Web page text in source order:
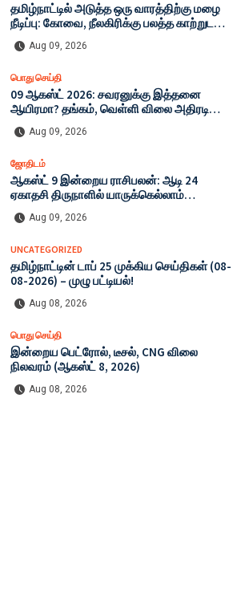
தமிழ்நாட்டில் அடுத்த ஒரு வாரத்திற்கு மழை
நீடிப்பு: கோவை, நீலகிரிக்கு பலத்த காற்றுடன்
கனமழை எச்சரிக்கை - இன்றைய முழு
வானிலை நிலவரம்!
Aug 09, 2026
பொது செய்தி
09 ஆகஸ்ட் 2026: சவரனுக்கு இத்தனை
ஆயிரமா? தங்கம், வெள்ளி விலை அதிரடி
மாற்றம்! இன்றைய முழு நிலவரம்!
Aug 09, 2026
ஜோதிடம்
ஆகஸ்ட் 9 இன்றைய ராசிபலன்: ஆடி 24
ஏகாதசி திருநாளில் யாருக்கெல்லாம்
அதிர்ஷ்டம் அடிக்கப் போகிறது?
Aug 09, 2026
UNCATEGORIZED
தமிழ்நாட்டின் டாப் 25 முக்கிய செய்திகள் (08-
08-2026) – முழு பட்டியல்!
Aug 08, 2026
பொது செய்தி
இன்றைய பெட்ரோல், டீசல், CNG விலை
நிலவரம் (ஆகஸ்ட் 8, 2026)
Aug 08, 2026